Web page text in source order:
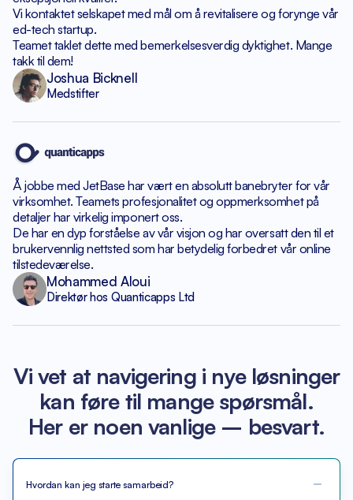
Vi kontaktet selskapet med mål om å revitalisere og forynge vår
ed-tech startup.
Teamet taklet dette med bemerkelsesverdig dyktighet. Mange
takk til dem!
Joshua Bicknell
Medstifter
Å jobbe med JetBase har vært en absolutt banebryterfor vår
virksomhet. Teamets profesjonalitet og oppmerksomhetpå
detaljer har virkelig imponert oss.
De har en dyp forståelse av vår visjon og har oversatt den til et
brukervennlig nettsted som har betydeligforbedret vår online
tilstedeværelse.
Mohammed Aloui
Direktør hos Quanticapps Ltd
Vi vet at navigering i nye løsninger
kan føre til mange spørsmål.
Her er noen vanlige – besvart.
Hvordan kan jeg starte samarbeid?